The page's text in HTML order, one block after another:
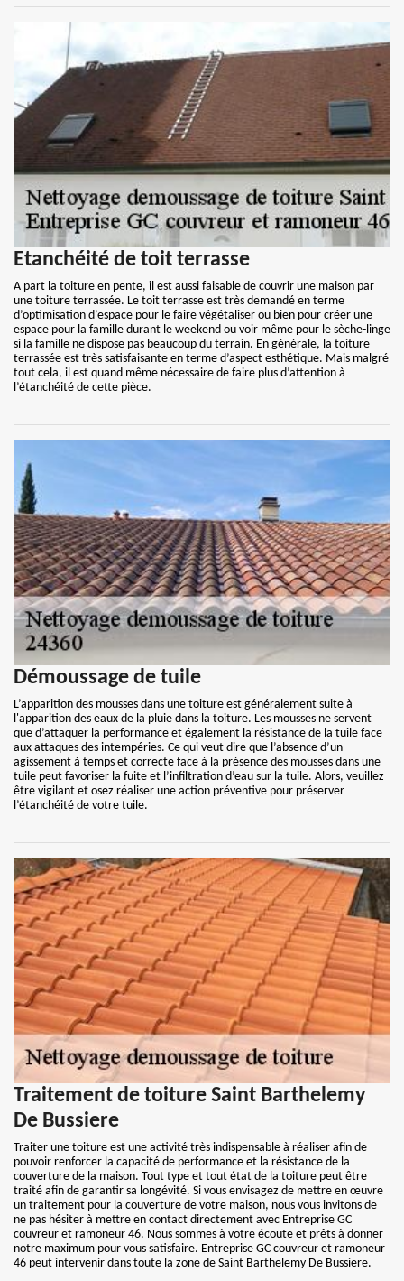
Etanchéité de toit terrasse
A part la toiture en pente, il est aussi faisable de couvrir une maison par
une toiture terrassée. Le toit terrasse est très demandé en terme
d’optimisation d’espace pour le faire végétaliser ou bien pour créer une
espace pour la famille durant le weekend ou voir même pour le sèche-linge
si la famille ne dispose pas beaucoup du terrain. En générale, la toiture
terrassée est très satisfaisante en terme d’aspect esthétique. Mais malgré
tout cela, il est quand même nécessaire de faire plus d’attention à
l’étanchéité de cette pièce.
Démoussage de tuile
L’apparition des mousses dans une toiture est généralement suite à
l'apparition des eaux de la pluie dans la toiture. Les mousses ne servent
que d’attaquer la performance et également la résistance de la tuile face
aux attaques des intempéries. Ce qui veut dire que l’absence d’un
agissement à temps et correcte face à la présence des mousses dans une
tuile peut favoriser la fuite et l’infiltration d’eau sur la tuile. Alors, veuillez
être vigilant et osez réaliser une action préventive pour préserver
l’étanchéité de votre tuile.
Traitement de toiture Saint Barthelemy
De Bussiere
Traiter une toiture est une activité très indispensable à réaliser afin de
pouvoir renforcer la capacité de performance et la résistance de la
couverture de la maison. Tout type et tout état de la toiture peut être
traité afin de garantir sa longévité. Si vous envisagez de mettre en œuvre
un traitement pour la couverture de votre maison, nous vous invitons de
ne pas hésiter à mettre en contact directement avec Entreprise GC
couvreur et ramoneur 46. Nous sommes à votre écoute et prêts à donner
notre maximum pour vous satisfaire. Entreprise GC couvreur et ramoneur
46 peut intervenir dans toute la zone de Saint Barthelemy De Bussiere.